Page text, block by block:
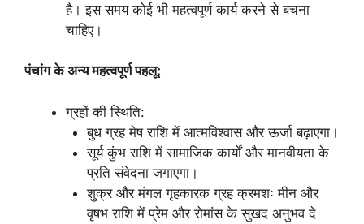
है। इस समय कोई भी महत्वपूर्ण कार्य करने से बचना
चाहिए।
पंचांग के अन्य महत्वपूर्ण पहलू:
ग्रहों की स्थिति:
बुध ग्रह मेष राशि में आत्मविश्वास और ऊर्जा बढ़ाएगा।
सूर्य कुंभ राशि में सामाजिक कार्यों और मानवीयता के
प्रति संवेदना जगाएगा।
शुक्र और मंगल गृहकारक ग्रह क्रमशः मीन और
वृषभ राशि में प्रेम और रोमांस के सुखद अनुभव दे